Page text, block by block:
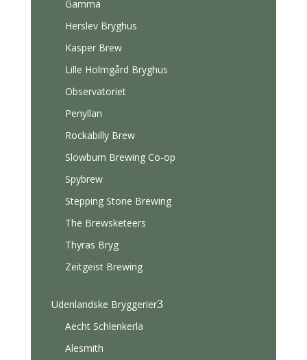
Gamma
Herslev Bryghus
Kasper Brew
Lille Holmgård Bryghus
Observatoriet
Penyllan
Rockabilly Brew
Slowburn Brewing Co-op
Spybrew
Stepping Stone Brewing
The Brewsketeers
Thyras Bryg
Zeitgeist Brewing
Udenlandske Bryggerier3
Aecht Schlenkerla
Alesmith